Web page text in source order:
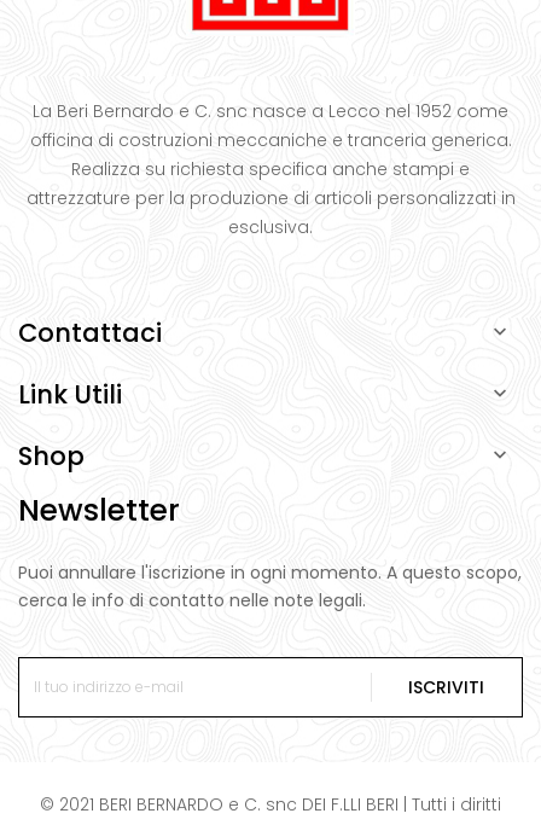
La Beri Bernardo e C. snc nasce a Lecco nel 1952 come
officina di costruzioni meccaniche e tranceria generica.
Realizza su richiesta specifica anche stampi e
attrezzature per la produzione di articoli personalizzati in
esclusiva.
Contattaci 
Link Utili 
Shop 
Newsletter
Puoi annullare l'iscrizione in ogni momento. A questo scopo,
cerca le info di contatto nelle note legali.
ISCRIVITI
© 2021 BERI BERNARDO e C. snc DEI F.LLI BERI | Tutti i diritti